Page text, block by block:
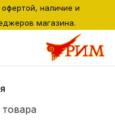
наличие и
магазина.